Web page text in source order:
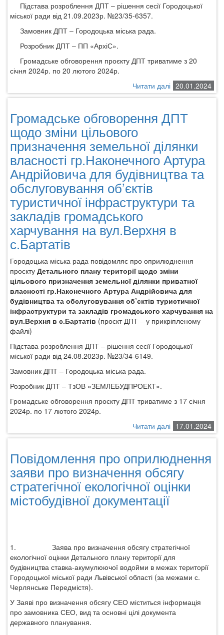
Підстава розроблення ДПТ – рішення сесії Городоцької
міської ради від 21.09.2023р. №23/35-6357.
Замовник ДПТ – Городоцька міська рада.
Розробник ДПТ – ПП «АрхіС».
Громадське обговорення проєкту ДПТ триватиме з 20
січня 2024р. по 20 лютого 2024р.
20.01.2024
Читати далі про
Громадське
проєкту
Детального
території
щодо
зміни
цільового
ділянки
власності
гр.Мартин
будівництва
торгово-
складських
будівель
в
м.Городок
Львівського
(за
Громадське обговорення ДПТ
щодо зміни цільового
призначення земельної ділянки
власності гр.Наконечного Артура
Андрійовича для будівництва та
обслуговування об’єктів
туристичної інфраструктури та
закладів громадського
харчування на вул.Верхня в
с.Бартатів
Городоцька міська рада повідомляє про оприлюднення
проєкту Детального плану території щодо зміни
цільового призначення земельної ділянки приватної
власності гр.Наконечного Артура Андрійовича для
будівництва та обслуговування об’єктів туристичної
інфраструктури та закладів громадського харчування на
вул.Верхня в с.Бартатів (проєкт ДПТ – у прикріпленому
файлі)
Підстава розроблення ДПТ – рішення сесії Городоцької
міської ради від 24.08.2023р. №23/34-6149.
Замовник ДПТ – Городоцька міська рада.
Розробник ДПТ – ТзОВ «ЗЕМЛЕБУДПРОЕКТ».
Громадське обговорення проєкту ДПТ триватиме з 17 січня
2024р. по 17 лютого 2024р.
17.01.2024
Читати далі про
Громадське
ДПТ
щодо
зміни
цільового
Артура
Андрійовича
для
будівництва
об’єктів
туристичної
Повідомлення про оприлюднення
заяви про визначення обсягу
стратегічної екологічної оцінки
містобудівної документації
1.
Заява про визначення обсягу стратегічної
екологічної оцінки Детального плану території для
будівництва ставка-акумулюючої водойми в межах території
Городоцької міської ради Львівської області (за межами с.
Черлянське Передмістя).
У Заяві про визначення обсягу СЕО міститься інформація
про замовника СЕО, вид та основні цілі документа
державного планування.